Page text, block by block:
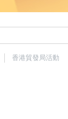
香港貿發局活動